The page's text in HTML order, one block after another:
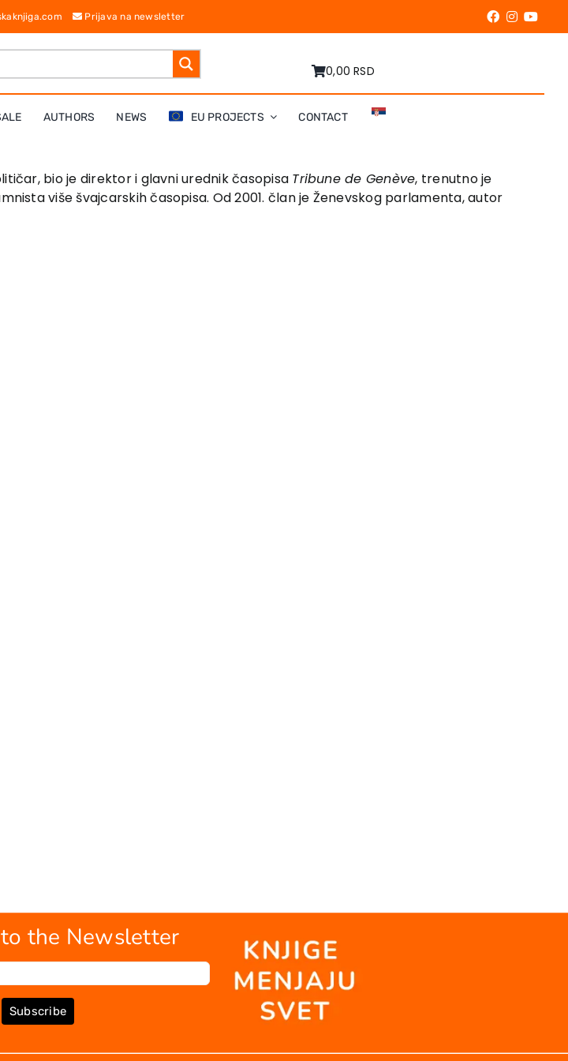
Prijava na newsletter
0,00 RSD
AUTHORS NEWS EU PROJECTS CONTACT
bio je direktor i glavni urednik časopisa Tribune de Genève, trenutno je
više švajcarskih časopisa. Od 2001. član je Ženevskog parlamenta, autor
the Newsletter
Subscribe